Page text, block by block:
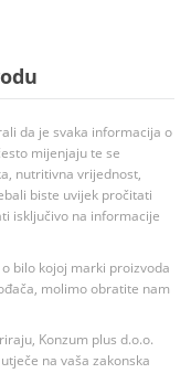
da je svaka informacija o
mijenjaju te se
nutritivna vrijednost,
biste uvijek pročitati
isključivo na informacije
bilo kojoj marki proizvoda
molimo obratite nam
Konzum plus d.o.o.
na vaša zakonska